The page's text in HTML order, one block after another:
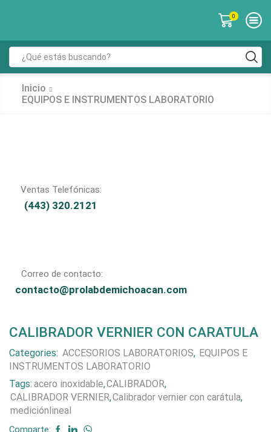
0
Inicio
EQUIPOS E INSTRUMENTOS LABORATORIO
Ventas Telefónicas:
(443) 320.2121
Correo de contacto:
contacto@prolabdemichoacan.com
CALIBRADOR VERNIER CON CARATULA
Categories: ACCESORIOS LABORATORIOS, EQUIPOS E
INSTRUMENTOS LABORATORIO
Tags: acero inoxidable,CALIBRADOR,
CALIBRADOR VERNIER,Calibrador vernier con carátula,
mediciónlineal
Comparte: